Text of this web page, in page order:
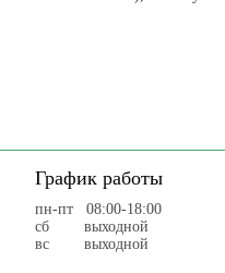
График работы
пн-пт 08:00-18:00
cб выходной
вс выходной